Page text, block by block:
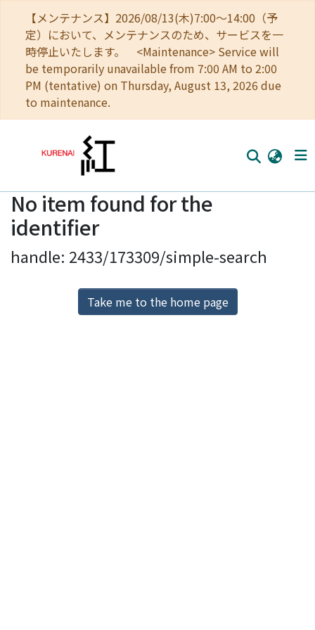
【メンテナンス】2026/08/13(木)7:00～14:00（予
定）において、メンテナンスのため、サービスを一
時停止いたします。 <Maintenance> Service will
be temporarily unavailable from 7:00 AM to 2:00
PM (tentative) on Thursday, August 13, 2026 due
to maintenance.
Home
Communities
Browse
Download Ranking
No item found for the
identifier
handle: 2433/173309/simple-search
Take me to the home page